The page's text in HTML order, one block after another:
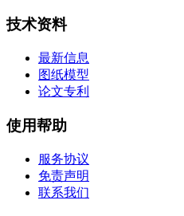
技术资料
最新信息
图纸模型
论文专利
使用帮助
服务协议
免责声明
联系我们